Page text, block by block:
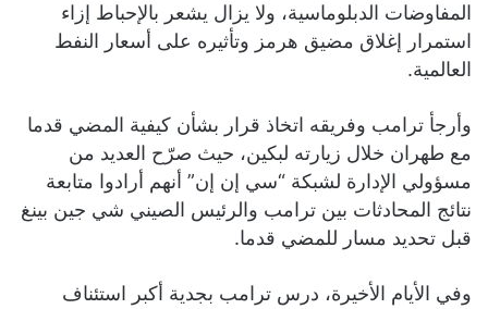
المفاوضات الدبلوماسية، ولا يزال يشعر بالإحباط إزاء
استمرار إغلاق مضيق هرمز وتأثيره على أسعار النفط
العالمية.
وأرجأ ترامب وفريقه اتخاذ قرار بشأن كيفية المضي قدما
مع طهران خلال زيارته لبكين، حيث صرّح العديد من
مسؤولي الإدارة لشبكة “سي إن إن” أنهم أرادوا متابعة
نتائج المحادثات بين ترامب والرئيس الصيني شي جين بينغ
قبل تحديد مسار للمضي قدما.
وفي الأيام الأخيرة، درس ترامب بجدية أكبر استئناف